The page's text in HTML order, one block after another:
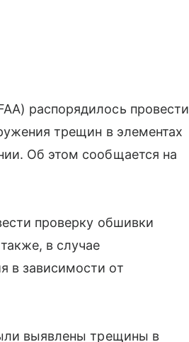
распорядилось провести
трещин в элементах
Об этом сообщается на
проверку обшивки
в случае
в зависимости от
выявлены трещины в